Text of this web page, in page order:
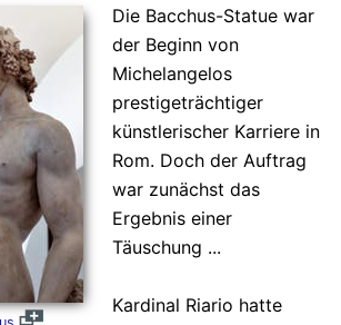
Die Bacchus-Statue war
der Beginn von
Michelangelos
prestigeträchtiger
künstlerischer Karriere in
Rom. Doch der Auftrag
war zunächst das
Ergebnis einer
Täuschung ...
Kardinal Riario hatte